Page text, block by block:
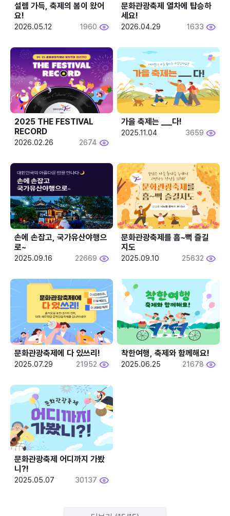
설렘 가득, 축제의 봄이 왔어
요!
2026.05.12 1960
문화관광축제 열차에 탑승하
세요!
2026.04.29 1633
2025 THE FESTIVAL
RECORD
2026.02.26 2674
2025.11.04 3659
손에 손잡고, 국가유산야행으
로~
2025.09.16 22669
문화관광축제를 흠~뻑 즐길
지도
2025.09.10 25632
문화관광축제에 다 있쓰리!
2025.07.29 21952
착한여행, 축제와 함께해요!
2025.06.25 21678
문화관광축제 어디까지 가봤
니?!
2025.05.07 30137